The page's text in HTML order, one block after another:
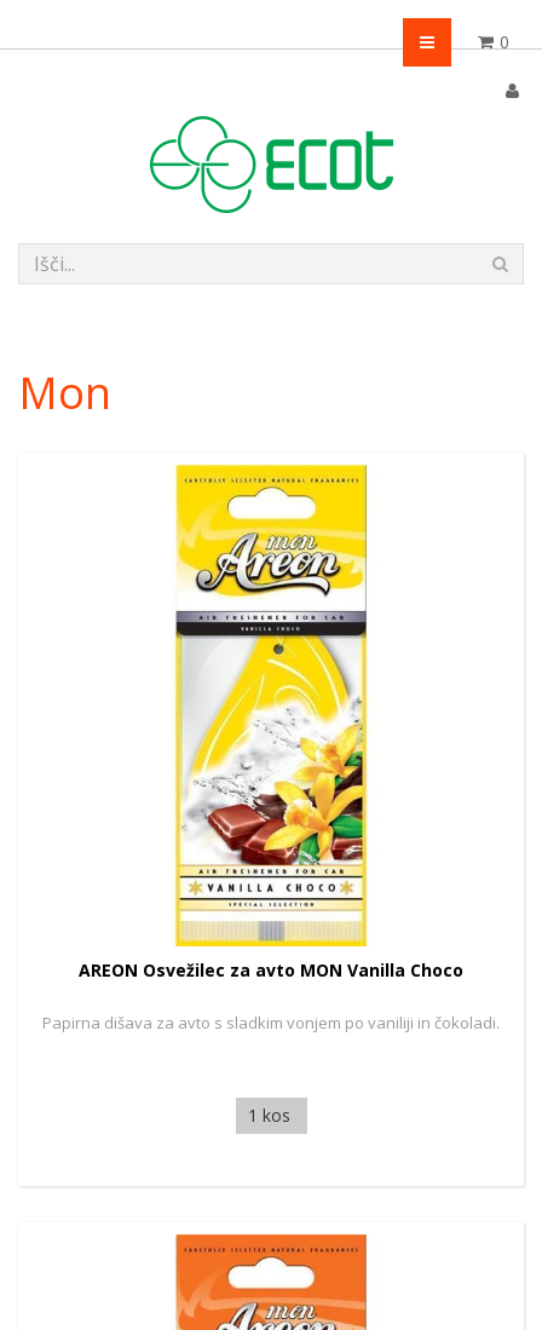
0
Mon
AREON Osvežilec za avto MON Vanilla Choco
Papirna dišava za avto s sladkim vonjem po vaniliji in čokoladi.
1 kos